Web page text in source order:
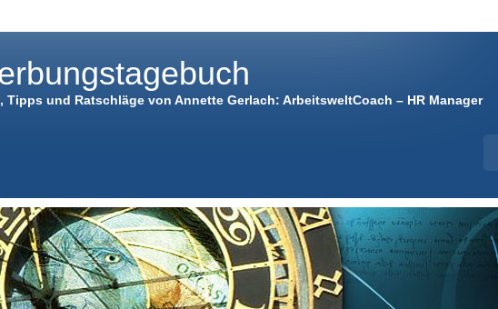
Tipps und Ratschläge von Annette Gerlach: ArbeitsweltCoach – HR Manager